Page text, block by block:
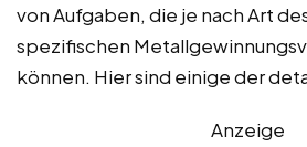
von Aufgaben, die je nach Art
spezifischen
können. Hier sind einige der
Anzeige